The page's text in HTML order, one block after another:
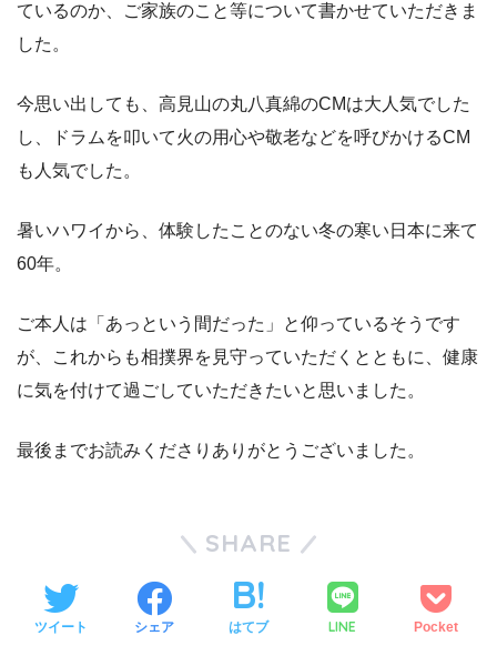
ているのか、ご家族のこと等について書かせていただきま
した。
今思い出しても、高見山の丸八真綿のCMは大人気でした
し、ドラムを叩いて火の用心や敬老などを呼びかけるCM
も人気でした。
暑いハワイから、体験したことのない冬の寒い日本に来て
60年。
ご本人は「あっという間だった」と仰っているそうです
が、これからも相撲界を見守っていただくとともに、健康
に気を付けて過ごしていただきたいと思いました。
最後までお読みくださりありがとうございました。
SHARE
ツイート シェア はてブ LINE Pocket